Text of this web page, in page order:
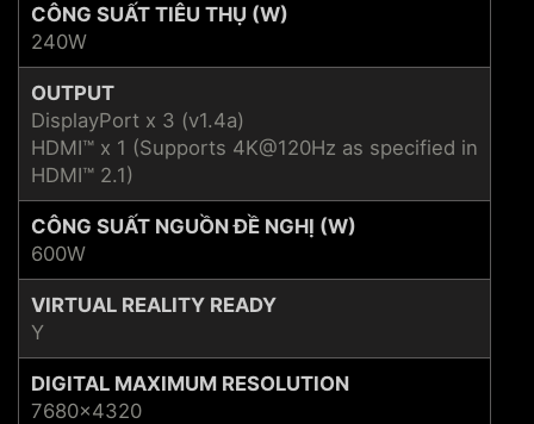
CÔNG SUẤT TIÊU THỤ (W)
240W
OUTPUT
DisplayPort x 3 (v1.4a)
HDMI™ x 1 (Supports 4K@120Hz as specified in
HDMI™ 2.1)
CÔNG SUẤT NGUỒN ĐỀ NGHỊ (W)
600W
VIRTUAL REALITY READY
Y
DIGITAL MAXIMUM RESOLUTION
7680x4320